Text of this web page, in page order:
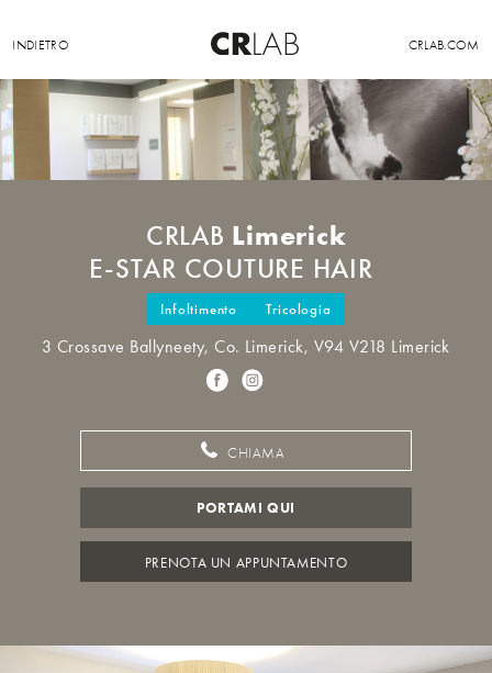
INDIETRO CRLAB.COM
CRLAB Limerick
E-STAR COUTURE HAIR
Infoltimento Tricologia
3 Crossave Ballyneety, Co. Limerick, V94 V218 Limerick
CHIAMA
PORTAMI QUI
PRENOTA UN APPUNTAMENTO